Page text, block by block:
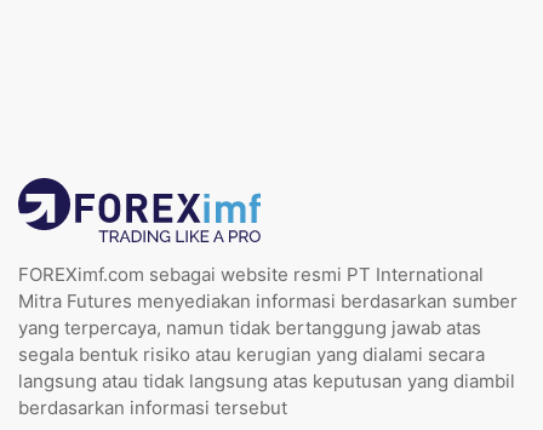
FOREXimf.com sebagai website resmi PT International
Mitra Futures menyediakan informasi berdasarkan sumber
yang terpercaya, namun tidak bertanggung jawab atas
segala bentuk risiko atau kerugian yang dialami secara
langsung atau tidak langsung atas keputusan yang diambil
berdasarkan informasi tersebut